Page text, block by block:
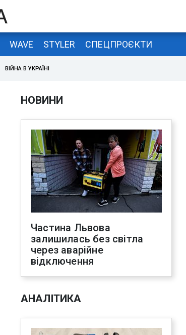
WAVE STYLER СПЕЦПРОЄКТИ
ВІЙНА В УКРАЇНІ
НОВИНИ
Частина Львова
залишилась без світла
через аварійне
відключення
АНАЛІТИКА